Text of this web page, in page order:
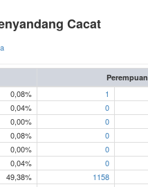
Cacat
Perempuan
0,08% 1
0,04% 0
0,00% 0
0,08% 0
0,00% 0
0,04% 0
49,38% 1158